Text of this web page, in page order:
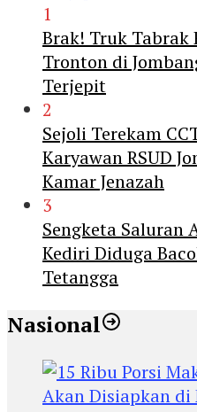
1
Brak! Truk Tabrak
Tronton di
Terjepit
2
Sejoli Terekam
Karyawan RSUD
Kamar Jenazah
3
Sengketa Saluran
Kediri Diduga
Tetangga
Nasional